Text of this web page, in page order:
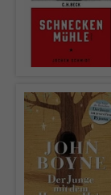
Name
Laufzeit
Zweck